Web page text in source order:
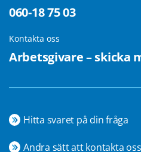
060-18 75 03
Kontakta oss
Arbetsgivare – skicka
Hitta svaret på din fråga
Andra sätt att kontakta oss